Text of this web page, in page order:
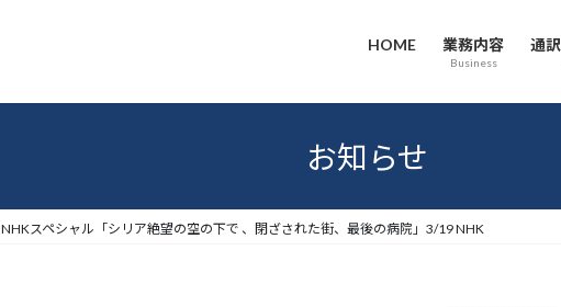
HOME 業務内容
Business
通
お知らせ
NHKスペシャル「シリア絶望の空の下で 、閉ざされた街、最後の病院」3/19 NHK